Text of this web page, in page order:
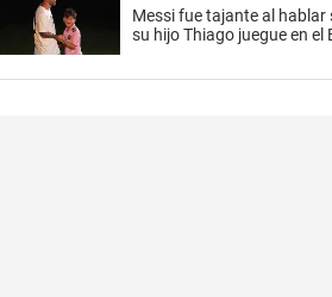
Messi fue tajante al hablar
su hijo Thiago juegue en el